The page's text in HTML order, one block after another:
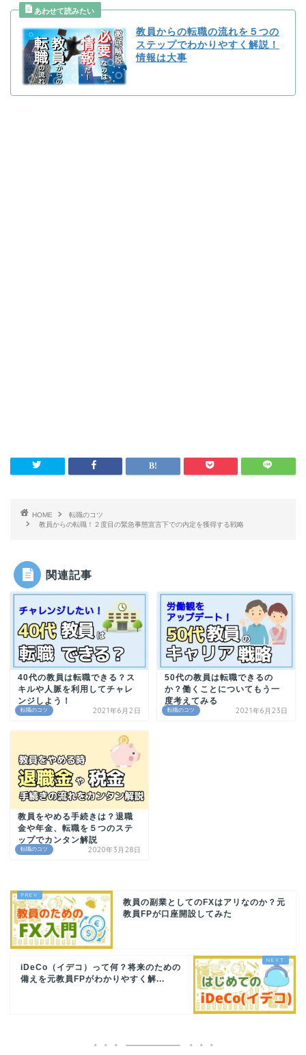
教員からの転職の流れを５つの
ステップでわかりやすく解説！
情報は大事
HOME
転職のコツ
教員からの転職！２度目の緊急事態宣言下での内定を獲得する戦略
関連記事
転職のコツ
40代の教員は転職できる？ス
キルや人脈を利用してチャレ
ンジしよう！
2021年6月2日 転職のコツ
50代の教員は転職できるの
か？働くことについてもう一
度考えてみる
2021年6月23日
転職のコツ
教員をやめる手続きは？退職
金や年金、転職を５つのステ
ップでカンタン解説
2020年3月28日
教員の副業としてのFXはアリなのか？元
教員FPが口座開設してみた
iDeCo（イデコ）って何？将来のための
備えを元教員FPがわかりやすく解...